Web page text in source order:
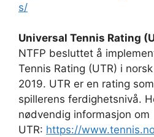
s/
Universal Tennis Rating
NTFP besluttet å
Tennis Rating (UTR) i
2019. UTR er en rating
spillerens ferdighetsnivå.
nødvendig informasjon om
UTR: https://